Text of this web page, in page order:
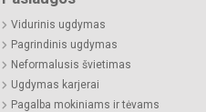
Vidurinis ugdymas
Pagrindinis ugdymas
Neformalusis švietimas
Ugdymas karjerai
Pagalba mokiniams ir tėvams